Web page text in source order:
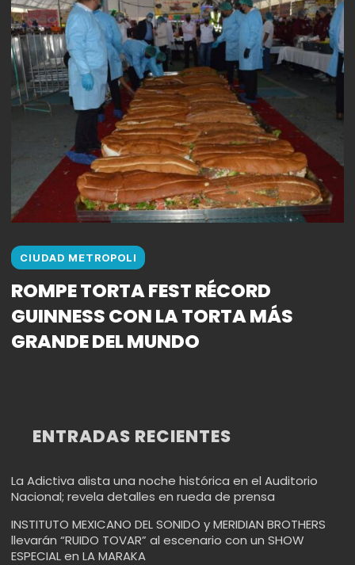
CIUDAD METROPOLI
ROMPE TORTA FEST RÉCORD
GUINNESS CON LA TORTA MÁS
GRANDE DEL MUNDO
ENTRADAS RECIENTES
La Adictiva alista una noche histórica en el Auditorio
Nacional; revela detalles en rueda de prensa
INSTITUTO MEXICANO DEL SONIDO y MERIDIAN BROTHERS
llevarán “RUIDO TOVAR” al escenario con un SHOW
ESPECIAL en LA MARAKA